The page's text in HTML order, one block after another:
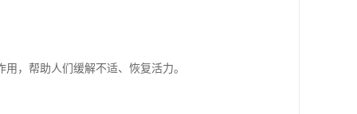
，帮助人们缓解不适、恢复活力。